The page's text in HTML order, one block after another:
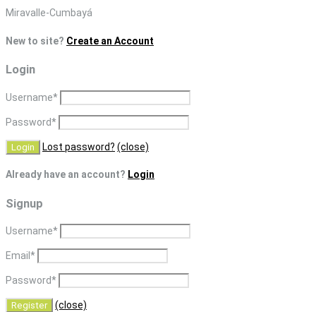
Skip
content
Miravalle-Cumbayá
New to site? Create an Account
Login
Username*
Password*
Lost password? (close)
Already have an account? Login
Signup
Username*
Email *
Password*
(close)